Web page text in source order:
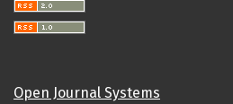
Open Journal Systems